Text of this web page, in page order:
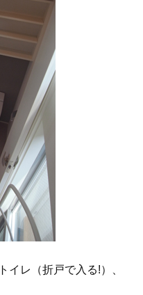
イレ（折戸で入る!）、